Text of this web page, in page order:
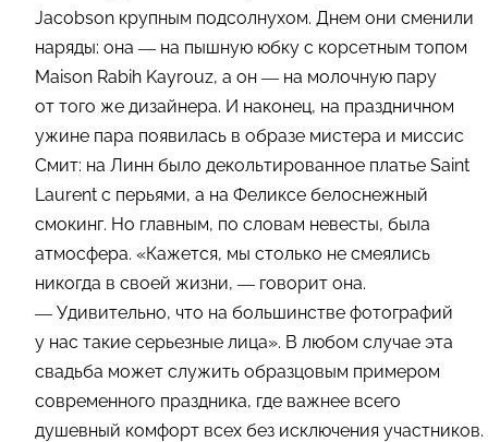
Jacobson крупным подсолнухом. Днем они сменили
наряды: она — на пышную юбку с корсетным топом
Maison Rabih Kayrouz, а он — на молочную пару
от того же дизайнера. И наконец, на праздничном
ужине пара появилась в образе мистера и миссис
Смит: на Линн было декольтированное платье Saint
Laurent с перьями, а на Феликсе белоснежный
смокинг. Но главным, по словам невесты, была
атмосфера. «Кажется, мы столько не смеялись
никогда в своей жизни, — говорит она.
— Удивительно, что на большинстве фотографий
у нас такие серьезные лица». В любом случае эта
свадьба может служить образцовым примером
современного праздника, где важнее всего
душевный комфорт всех без исключения участников.